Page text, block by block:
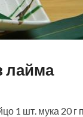
лайма
1 шт. мука 20 г